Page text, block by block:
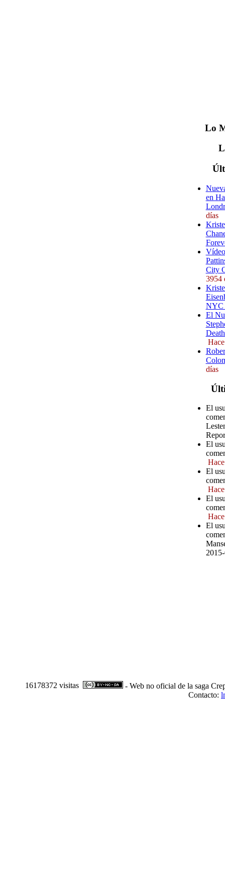
Lo
en
días
City
3954
NYC
El
días
El
El
El
El
El
16178372 visitas
- Web no oficial de la saga
Contacto: